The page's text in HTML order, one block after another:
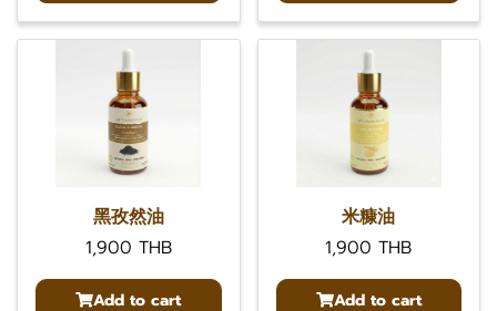
黑孜然油
1,900 THB
Add to cart
米糠油
1,900 THB
Add to cart